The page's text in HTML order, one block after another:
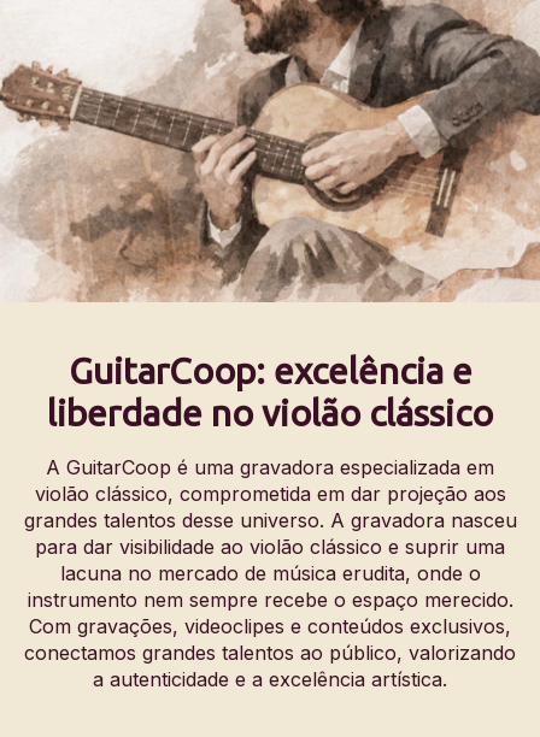
GuitarCoop: excelência e
liberdade no violão clássico
A GuitarCoop é uma gravadora especializada em
violão clássico, comprometida em dar projeção aos
grandes talentos desse universo. A gravadora nasceu
para dar visibilidade ao violão clássico e suprir uma
lacuna no mercado de música erudita, onde o
instrumento nem sempre recebe o espaço merecido.
Com gravações, videoclipes e conteúdos exclusivos,
conectamos grandes talentos ao público, valorizando
a autenticidade e a excelência artística.